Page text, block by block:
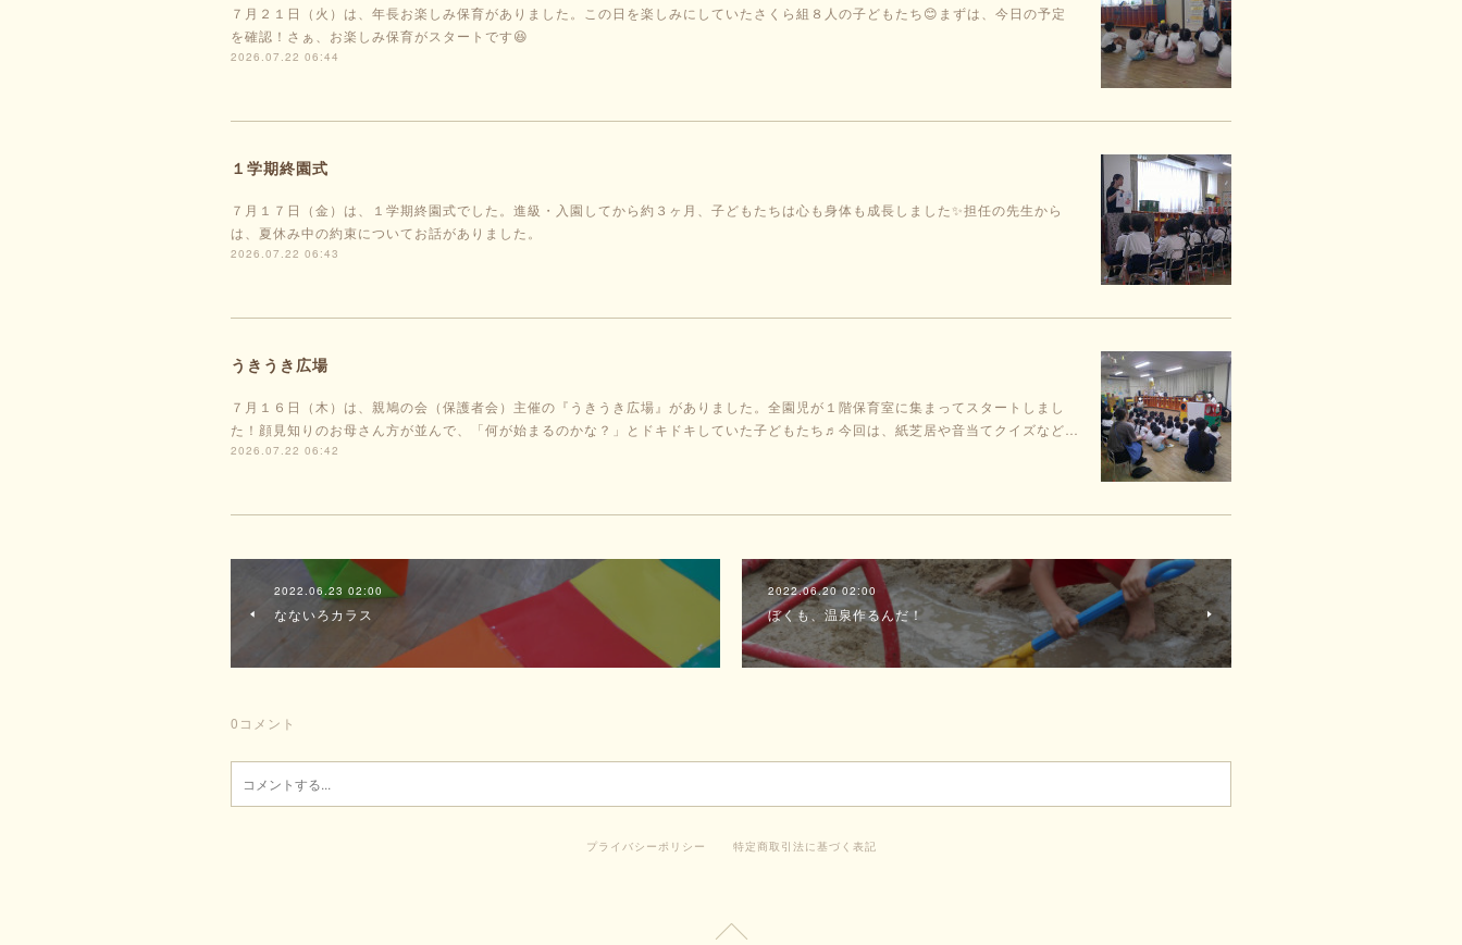
７月２１日（火）は、年長お楽しみ保育がありました。この日を楽しみにしていたさくら組８人の子どもたち😊まずは、今日の予定
を確認！さぁ、お楽しみ保育がスタートです😆
2026.07.22 06:44
１学期終園式
７月１７日（金）は、１学期終園式でした。進級・入園してから約３ヶ月、子どもたちは心も身体も成長しました✨担任の先生から
は、夏休み中の約束についてお話がありました。
2026.07.22 06:43
うきうき広場
７月１６日（木）は、親鳩の会（保護者会）主催の『うきうき広場』がありました。全園児が１階保育室に集まってスタートしまし
た！顔見知りのお母さん方が並んで、「何が始まるのかな？」とドキドキしていた子どもたち♬今回は、紙芝居や音当てクイズなど…
2026.07.22 06:42
2022.06.23 02:00
なないろカラス
2022.06.20 02:00
ぼくも、温泉作るんだ！
0 コメント
プライバシーポリシー 特定商取引法に基づく表記